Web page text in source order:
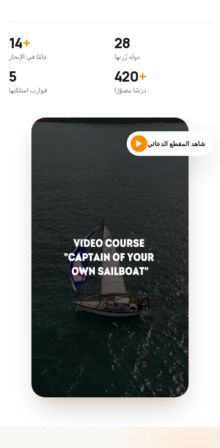
14+
عامًا في الإبحار
28
دولة زُرتها
5
قوارب امتلكتها
420+
درسًا مصوّرًا
شاهد المقطع الدعائي